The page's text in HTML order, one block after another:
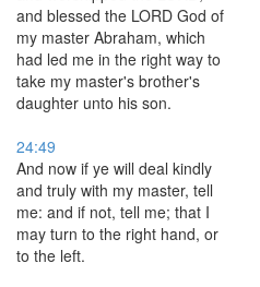
and blessed the LORD God of
my master Abraham, which
had led me in the right way to
take my master's brother's
daughter unto his son.
24:49
And now if ye will deal kindly
and truly with my master, tell
me: and if not, tell me; that I
may turn to the right hand, or
to the left.